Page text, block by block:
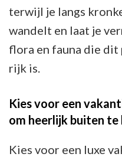
terwijl je langs
wandelt en laat je
flora en fauna die
rijk is.
Kies voor een
om heerlijk buiten
Kies voor een luxe